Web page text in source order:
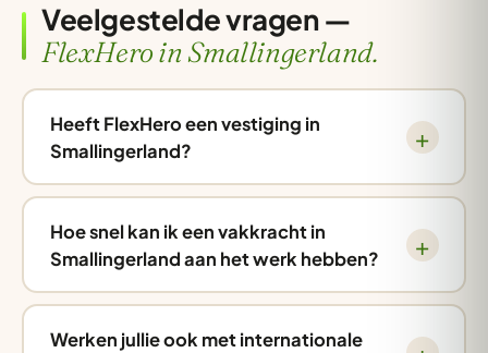
Veelgestelde vragen —
FlexHero in Smallingerland.
Heeft FlexHero een vestiging in
Smallingerland?
Hoe snel kan ik een vakkracht in
Smallingerland aan het werk hebben?
Werken jullie ook met internationale